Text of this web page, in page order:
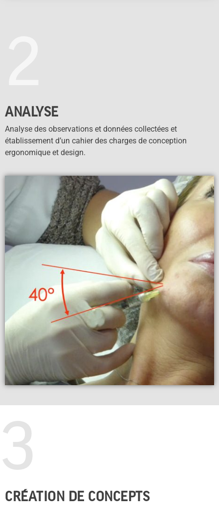
ANALYSE
Analyse des observations et données collectées et
établissement d’un cahier des charges de conception
ergonomique et design.
CRÉATION DE CONCEPTS
3